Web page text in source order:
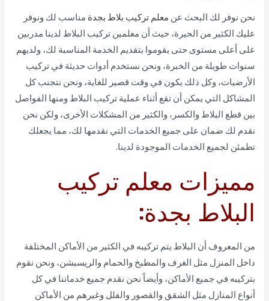
نحن نوفر لك البحث عن معلم تركيب بلاط بجدة مناسب لك ونوفر
عليك الكثير من الحيرة، حيث أن معلمين تركيب البلاط لدينا مدربين
على أعلى مستوى حتى يقوموا بتقديم الخدمة المناسبة لك، ولديهم
سنوات طويلة من الخبرة، ونحن نستخدم أدوات حديثة في تركيب
الأرضيات، وكل ذلك يكون في وقت قصير للغاية، ونحن نتجنب كل
المشاكل التي يمكن أن تقع أثناء عملية تركيب البلاط ومنها الفواصل
بين قطع البلاط والكسر، والكثير من المشكلات الأخرى، ولكن نحن
نقدم لك ضمان على جميع الخدمات التي نقدمها لك، مما يجعلك
تطمئن لجميع الخدمات الموجودة لدينا.
مميزات معلم تركيب
البلاط بجدة:
من المعروف أن البلاط يتم تركيبه في الكثير من الأماكن المختلفة
داخل المنزل مثل الغرف والمطبخ والحمام والريسبشن، ونحن نقوم
بتركيبه في جميع الأماكن، وأيضاً نحن نقدم جميع خدماتنا في كل
أنواع المنازل مثل الشقق والقصور والفلل وغيرهم من الأماكن